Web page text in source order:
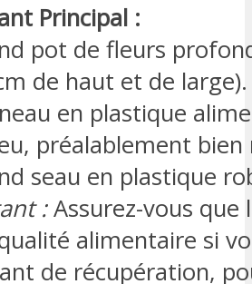
Principal :
pot de fleurs
de haut et de large).
en plastique
préalablement bien
seau en plastique
:Assurez-vous que
alimentaire si
de récupération,